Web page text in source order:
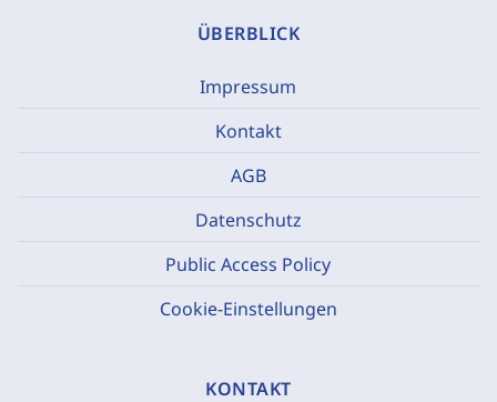
ÜBERBLICK
Impressum
Kontakt
AGB
Datenschutz
Public Access Policy
Cookie-Einstellungen
KONTAKT